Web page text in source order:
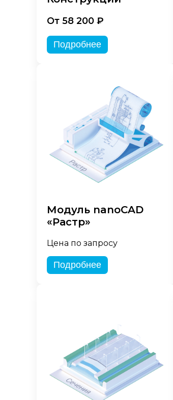
От 58 200 ₽
Подробнее
Модуль nanoCAD
«Растр»
Цена по запросу
Подробнее